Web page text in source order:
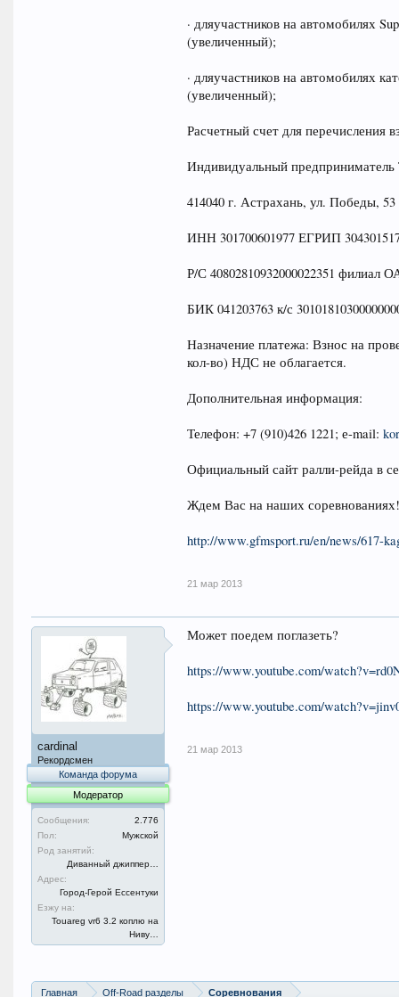
· дляучастников на автомобилях
(увеличенный);
· дляучастников на автомобилях
(увеличенный);
Расчетный счет для перечисления
Индивидуальный
414040 г. Астрахань, ул. Победы,
ИНН 301700601977 ЕГРИП
Р/С 40802810932000022351 филиал
БИК 041203763 к/с
Назначение платежа: Взнос на
кол-во) НДС не облагается.
Дополнительная информация:
Телефон: +7 (910)426 1221; е-mail:
Официальный сайт ралли-рейда в
Ждем Вас на наших соревнованиях!
http://www.gfmsport.ru/en/news/617-
21 мар 2013
cardinal
Рекордсмен
Команда форума
Модератор
Сообщения:
2.776
Пол:
Мужской
Род занятий:
Диванный джиппер…
Адрес:
Город-Герой Ессентуки
Езжу на:
Touareg vr6 3.2 коплю на
Ниву…
Может поедем поглазеть?
https://www.youtube.com/
https://www.youtube.com/
21 мар 2013
Главная Off-Road разделы Соревнования